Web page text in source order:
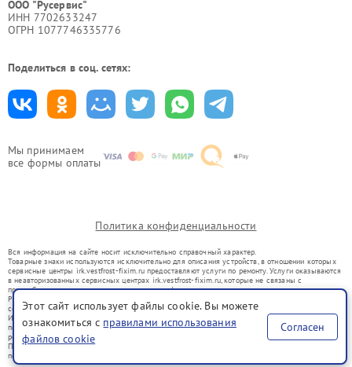
Мы принимаем
все формы оплаты
ООО "Русервис"
ИНН 7702633247
ОГРН 1077746335776
Поделиться в соц. сетях:
Политика конфиденциальности
Вся информация на сайте носит исключительно справочный характер.
Товарные знаки используются исключительно для описания устройств, в отношении которых
сервисные центры irk.vestfrost-fixim.ru предоставляют услуги по ремонту. Услуги оказываются
в неавторизованных сервисных центрах irk.vestfrost-fixim.ru, которые не связаны с
правообладателями товарных знаков или их официальными представителями.
Ремонт осуществляется для устройств, уже введенных в гражданский оборот в соответствии
со статьей 1487 ГК РФ.
Использование товарных знаков не преследует цели индивидуализации услуг или введения
потребителей в заблуждение, а служит для информирования о предоставляемых услугах по
ремонту техники указанных брендов.
Представленная на сайте информация не является публичной офертой, определяемой
положениями Статьи 437(2) Гражданского кодекса РФ
Этот сайт использует файлы cookie. Вы можете
ознакомиться с правилами использования
файлов cookie
Согласен